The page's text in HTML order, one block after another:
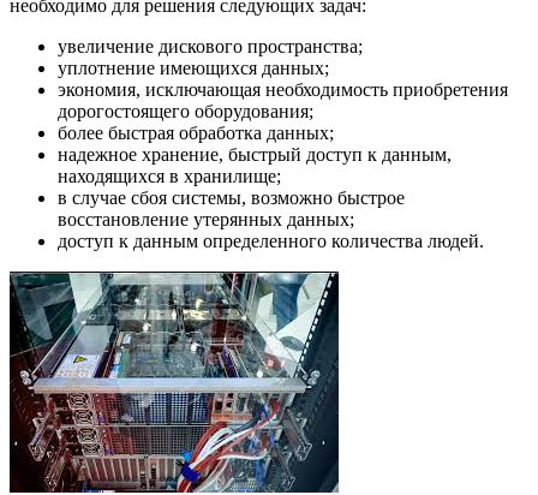
необходимо для решения следующих задач:
увеличение дискового пространства;
уплотнение имеющихся данных;
экономия, исключающая необходимость приобретения
дорогостоящего оборудования;
более быстрая обработка данных;
надежное хранение, быстрый доступ к данным,
находящихся в хранилище;
в случае сбоя системы, возможно быстрое
восстановление утерянных данных;
доступ к данным определенного количества людей.